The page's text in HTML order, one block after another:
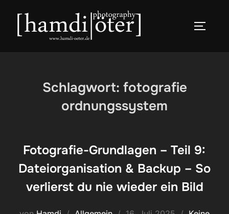
springen
Schlagwort: fotografie
ordnungssystem
Fotografie-Grundlagen – Teil 9:
Dateiorganisation & Backup – So
verlierst du nie wieder ein Bild